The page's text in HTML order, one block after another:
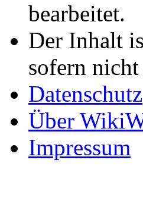
bearbeitet.
Der Inhalt
sofern nicht
Datenschutz
Über
Impressum